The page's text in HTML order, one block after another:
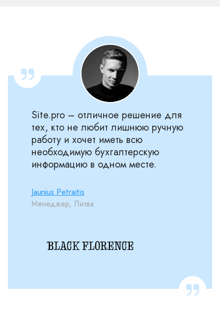
Site.pro – отличное решение для
тех, кто не любит лишнюю ручную
работу и хочет иметь всю
необходимую бухгалтерскую
информацию в одном месте.
Jaunius Petraitis
Менеджер, Литва